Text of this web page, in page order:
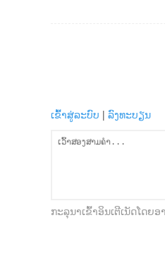
ເຂົ້າສູ່ລະບົບ | ລົງທະບຽນ
ກະລຸນາເຂົ້າອິນເຕີເນັດໂດ